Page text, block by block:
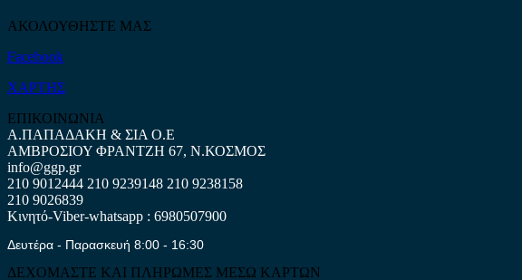
ΑΚΟΛΟΥΘΗΣΤΕ ΜΑΣ
Facebook
ΧΑΡΤΗΣ
ΕΠΙΚΟΙΝΩΝΙΑ
Α.ΠΑΠΑΔΑΚΗ & ΣΙΑ Ο.Ε
ΑΜΒΡΟΣΙΟΥ ΦΡΑΝΤΖΗ 67, Ν.ΚΟΣΜΟΣ
info@ggp.gr
210 9012444 210 9239148 210 9238158
210 9026839
Κινητό-Viber-whatsapp : 6980507900
Δευτέρα - Παρασκευή 8:00 - 16:30
ΔΕΧΟΜΑΣΤΕ ΚΑΙ ΠΛΗΡΩΜΕΣ ΜΕΣΩ ΚΑΡΤΩΝ